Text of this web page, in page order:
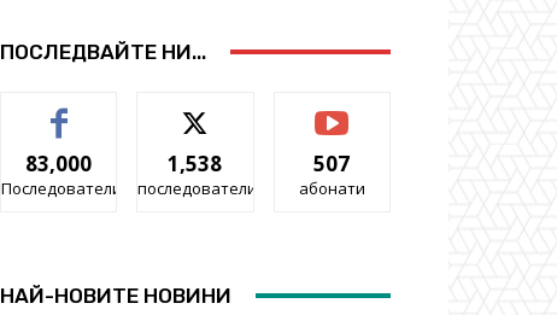
ПОСЛЕДВАЙТЕ НИ...
83,000
Последователи
1,538
последователи
507
абонати
НАЙ-НОВИТЕ НОВИНИ